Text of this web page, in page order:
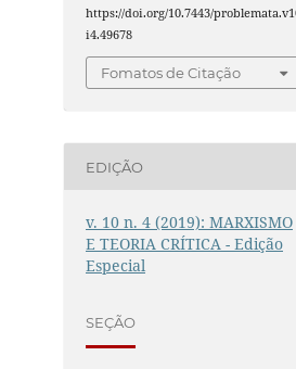
https://doi.org/10.7443/
i4.49678
Fomatos de Citação
EDIÇÃO
v. 10 n. 4 (2019): MARXISMO
E TEORIA CRÍTICA - Edição
Especial
SEÇÃO